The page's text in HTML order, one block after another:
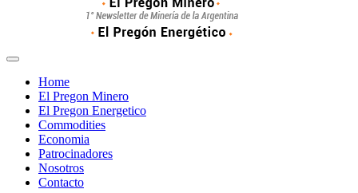
Home
El Pregon Minero
El Pregon Energetico
Commodities
Economia
Patrocinadores
Nosotros
Contacto